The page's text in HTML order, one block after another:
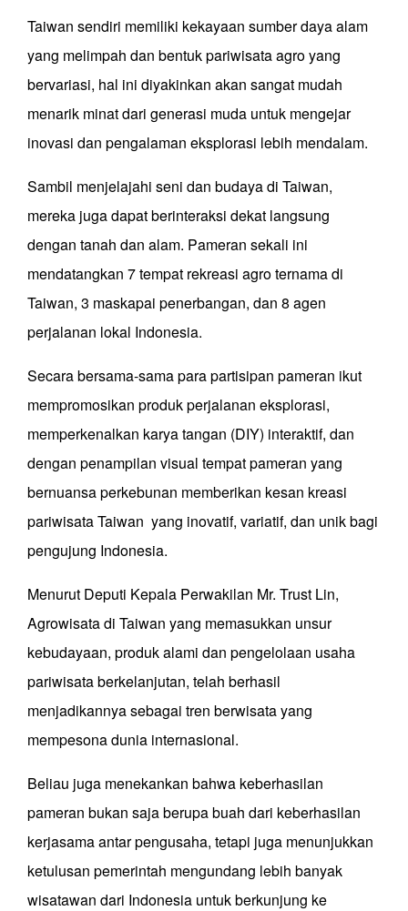
Taiwan sendiri memiliki kekayaan sumber daya alam
yang melimpah dan bentuk pariwisata agro yang
bervariasi, hal ini diyakinkan akan sangat mudah
menarik minat dari generasi muda untuk mengejar
inovasi dan pengalaman eksplorasi lebih mendalam.
Sambil menjelajahi seni dan budaya di Taiwan,
mereka juga dapat berinteraksi dekat langsung
dengan tanah dan alam. Pameran sekali ini
mendatangkan 7 tempat rekreasi agro ternama di
Taiwan, 3 maskapai penerbangan, dan 8 agen
perjalanan lokal Indonesia.
Secara bersama-sama para partisipan pameran ikut
mempromosikan produk perjalanan eksplorasi,
memperkenalkan karya tangan (DIY) interaktif, dan
dengan penampilan visual tempat pameran yang
bernuansa perkebunan memberikan kesan kreasi
pariwisata Taiwan yang inovatif, variatif, dan unik bagi
pengujung Indonesia.
Menurut Deputi Kepala Perwakilan Mr. Trust Lin,
Agrowisata di Taiwan yang memasukkan unsur
kebudayaan, produk alami dan pengelolaan usaha
pariwisata berkelanjutan, telah berhasil
menjadikannya sebagai tren berwisata yang
mempesona dunia internasional.
Beliau juga menekankan bahwa keberhasilan
pameran bukan saja berupa buah dari keberhasilan
kerjasama antar pengusaha, tetapi juga menunjukkan
ketulusan pemerintah mengundang lebih banyak
wisatawan dari Indonesia untuk berkunjung ke